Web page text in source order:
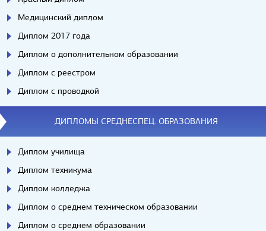
Медицинский диплом
Диплом 2017 года
Диплом о дополнительном образовании
Диплом с реестром
Диплом с проводкой
ДИПЛОМЫ СРЕДНЕСПЕЦ. ОБРАЗОВАНИЯ
Диплом училища
Диплом техникума
Диплом колледжа
Диплом о среднем техническом образовании
Диплом о среднем образовании